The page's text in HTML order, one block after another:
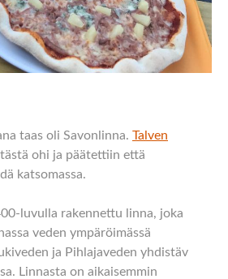
taas oli Savonlinna. Talven
ohi ja päätettiin että
katsomassa.
luvulla rakennettu linna, joka
veden ympäröimässä
ja Pihlajaveden yhdistäv
Linnasta on aikaisemmin